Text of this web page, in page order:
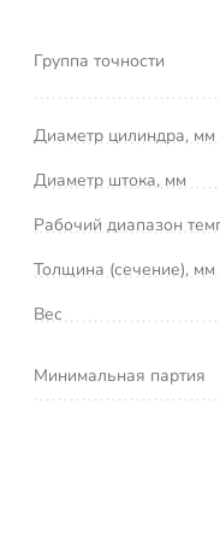
Группа точности
Диаметр цилиндра, мм
Диаметр штока, мм
Рабочий диапазон
Толщина (сечение), мм
Вес
Минимальная партия